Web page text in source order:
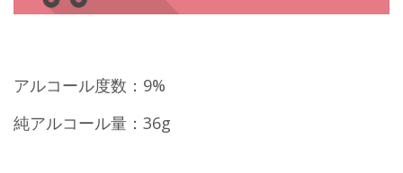
アルコール度数：9%
純アルコール量：36g